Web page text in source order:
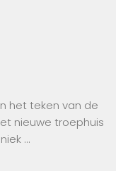
het teken van de
nieuwe troephuis
…